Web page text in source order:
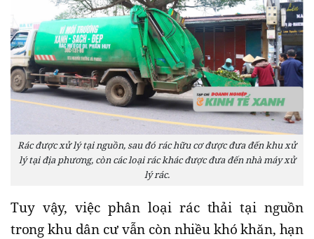
Rác được xử lý tại nguồn, sau đó rác hữu cơ được đưa đến khu xử
lý tại địa phương, còn các loại rác khác được đưa đến nhà máy xử
lý rác.
Tuy vậy, việc phân loại rác thải tại nguồn
trong khu dân cư vẫn còn nhiều khó khăn, hạn